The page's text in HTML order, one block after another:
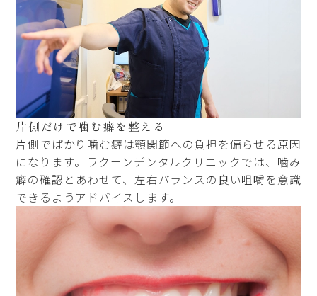
片側だけで噛む癖を整える
片側でばかり噛む癖は顎関節への負担を偏らせる原因
になります。ラクーンデンタルクリニックでは、噛み
癖の確認とあわせて、左右バランスの良い咀嚼を意識
できるようアドバイスします。